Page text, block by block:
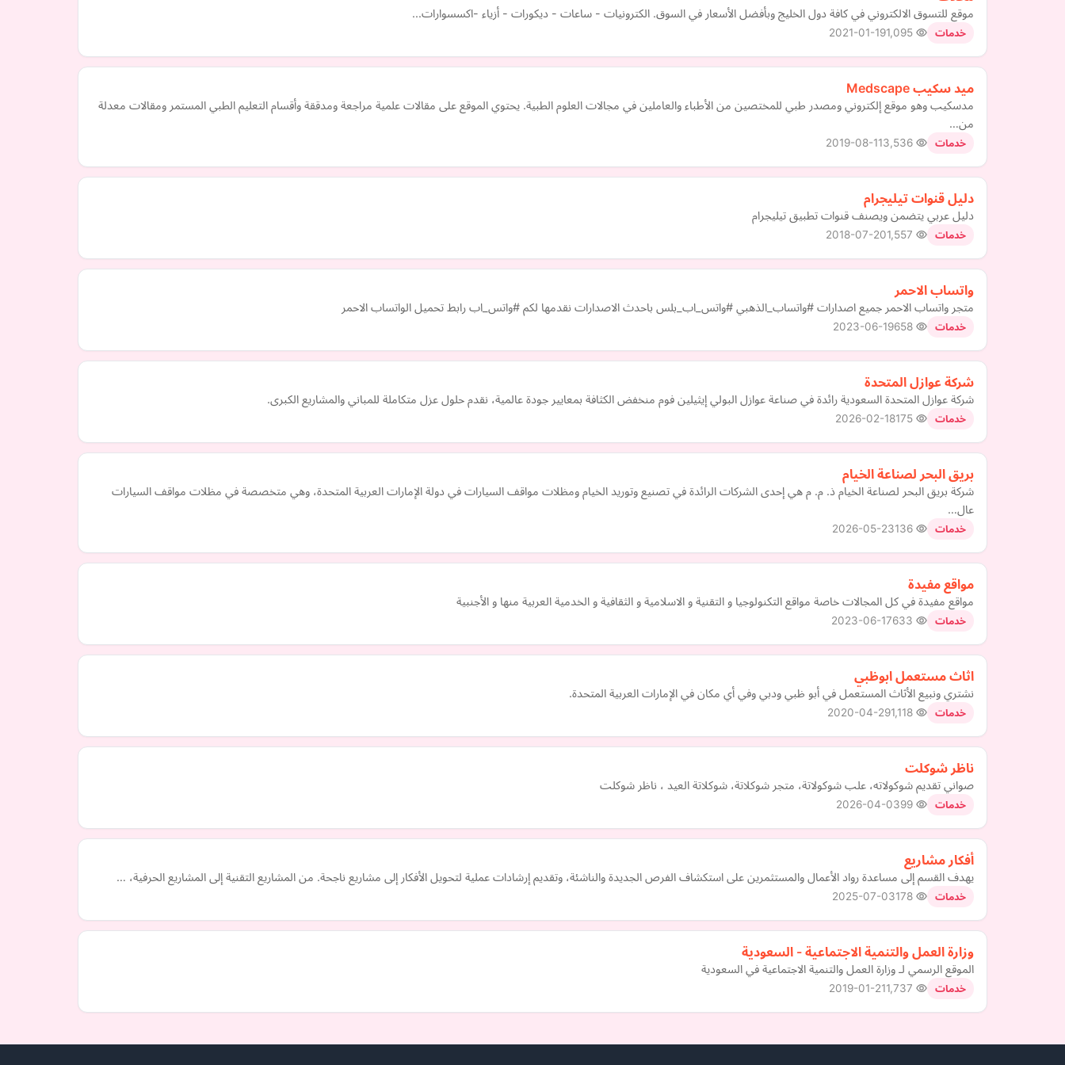
موقع للتسوق الالكتروني في كافة دول الخليج وبأفضل الأسعار في السوق. الكترونيات - ساعات - ديكورات - أزياء -اكسسوارات...
خدمات 2021-01-19
ميد سكيب Medscape
مدسكيب وهو موقع إلكتروني ومصدر طبي للمختصين من الأطباء والعاملين في مجالات العلوم الطبية. يحتوي الموقع على مقالات علمية مراجعة ومدققة وأقسام التعليم الطبي المستمر ومقالات معدلة
من…
خدمات 2019-08-11
دليل قنوات تيليجرام
دليل عربي يتضمن ويصنف قنوات تطبيق تيليجرام
خدمات 2018-07-20
واتساب الاحمر
متجر واتساب الاحمر جميع اصدارات #واتساب_الذهبي #واتس_اب_بلس باحدث الاصدارات نقدمها لكم #واتس_اب رابط تحميل الواتساب الاحمر
خدمات 2023-06-19
شركة عوازل المتحدة
شركة عوازل المتحدة السعودية رائدة في صناعة عوازل البولي إيثيلين فوم منخفض الكثافة بمعايير جودة عالمية، نقدم حلول عزل متكاملة للمباني والمشاريع الكبرى.
خدمات 2026-02-18
بريق البحر لصناعة الخيام
شركة بريق البحر لصناعة الخيام ذ. م. م هي إحدى الشركات الرائدة في تصنيع وتوريد الخيام ومظلات مواقف السيارات في دولة الإمارات العربية المتحدة، وهي متخصصة في مظلات مواقف السيارات
عال…
خدمات 2026-05-23
مواقع مفيدة
مواقع مفيدة في كل المجالات خاصة مواقع التكنولوجيا و التقنية و الاسلامية و الثقافية و الخدمية العربية منها و الأجنبية
خدمات 2023-06-17
اثاث مستعمل ابوظبي
نشتري ونبيع الأثاث المستعمل في أبو ظبي ودبي وفي أي مكان في الإمارات العربية المتحدة.
خدمات 2020-04-29
ناظر شوكلت
صواني تقديم شوكولاته، علب شوكولاتة، متجر شوكلاتة، شوكلاتة العيد ، ناظر شوكلت
خدمات 2026-04-03
أفكار مشاريع
يهدف القسم إلى مساعدة رواد الأعمال والمستثمرين على استكشاف الفرص الجديدة والناشئة، وتقديم إرشادات عملية لتحويل الأفكار إلى مشاريع ناجحة. من المشاريع التقنية إلى المشاريع الحرفية، …
خدمات 2025-07-03
وزارة العمل والتنمية الاجتماعية - السعودية
الموقع الرسمي لـ وزارة العمل والتنمية الاجتماعية في السعودية
خدمات 2019-01-21